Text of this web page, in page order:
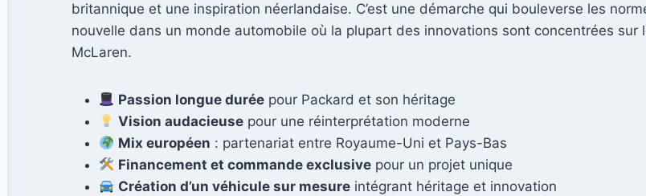
britannique et une inspiration néerlandaise. C’est une démarche qui bouleverse les
nouvelle dans un monde automobile où la plupart des innovations sont concentrées
McLaren.
Passion longue durée pour Packard et son héritage
Vision audacieuse pour une réinterprétation moderne
Mix européen : partenariat entre Royaume-Uni et Pays-Bas
Financement et commande exclusive pour un projet unique
Création d’un véhicule sur mesure intégrant héritage et innovation